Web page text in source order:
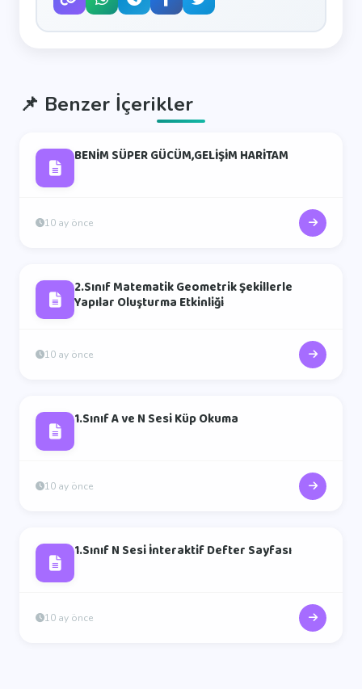
📌 Benzer İçerikler
BENİM SÜPER GÜCÜM,GELİŞİM HARİTAM
10 ay önce
2.Sınıf Matematik Geometrik Şekillerle
Yapılar Oluşturma Etkinliği
10 ay önce
1.Sınıf A ve N Sesi Küp Okuma
10 ay önce
1.Sınıf N Sesi İnteraktif Defter Sayfası
10 ay önce